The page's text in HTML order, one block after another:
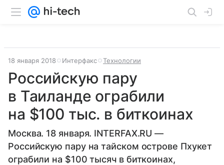
18 января 2018 Интерфакс Технологии
Российскую пару
в Таиланде ограбили
на $100 тыс. в биткоинах
Москва. 18 января. INTERFAX.RU —
Российскую пару на тайском острове Пхукет
ограбили на $100 тысяч в биткоинах,